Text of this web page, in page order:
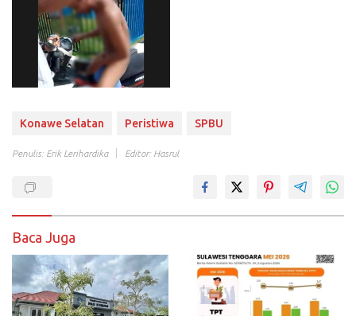
Konawe Selatan Peristiwa SPBU
Penulis: Erik Lerihardika Editor: Hasrul
Baca Juga